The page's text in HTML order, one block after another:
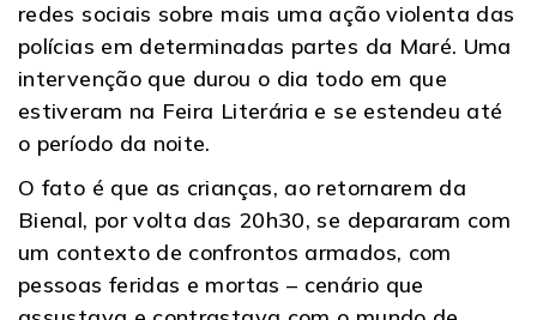
redes sociais sobre mais uma ação violenta das
polícias em determinadas partes da Maré. Uma
intervenção que durou o dia todo em que
estiveram na Feira Literária e se estendeu até
o período da noite.
O fato é que as crianças, ao retornarem da
Bienal, por volta das 20h30, se depararam com
um contexto de confrontos armados, com
pessoas feridas e mortas – cenário que